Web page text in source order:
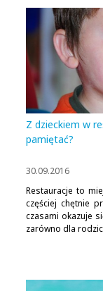
Z dzieckiem w
pamiętać?
30.09.2016
Restauracje to
częściej chętnie
czasami okazuje
zarówno dla